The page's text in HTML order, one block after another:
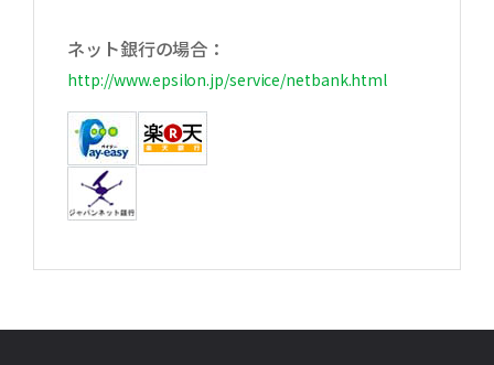
ネット銀行の場合：
http://www.epsilon.jp/service/netbank.html